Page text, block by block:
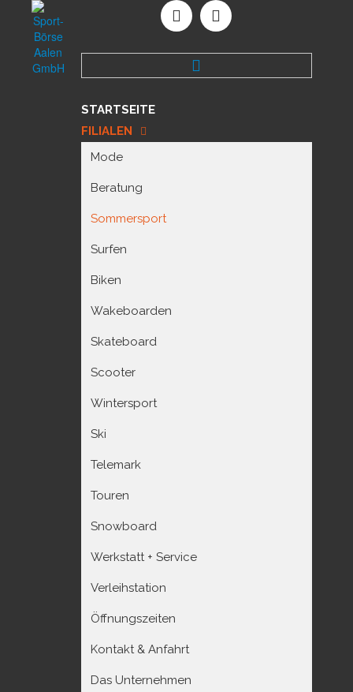
STARTSEITE
FILIALEN
Mode
Beratung
Sommersport
Surfen
Biken
Wakeboarden
Skateboard
Scooter
Wintersport
Ski
Telemark
Touren
Snowboard
Werkstatt + Service
Verleihstation
Öffnungszeiten
Kontakt & Anfahrt
Das Unternehmen